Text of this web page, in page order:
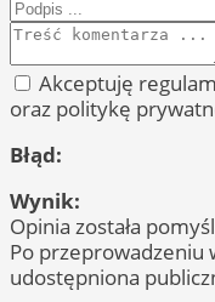
Akceptuję
oraz politykę
Błąd:
Wynik:
Opinia została
Po przeprowadzeniu
udostępniona